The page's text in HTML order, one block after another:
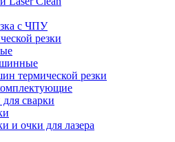
с ЧПУ
резки
термической резки
сварки
и очки для лазера